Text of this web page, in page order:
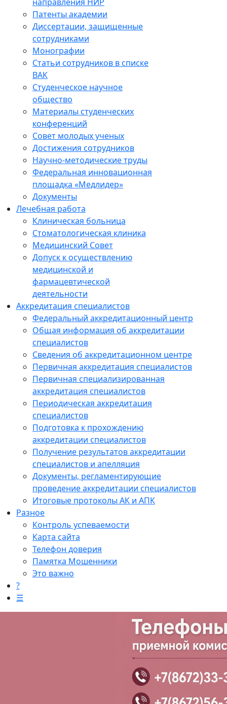
Патенты академии
Диссертации, защищенные
сотрудниками
Монографии
Статьи сотрудников в списке
ВАК
Студенческое научное
общество
Материалы студенческих
конференций
Совет молодых ученых
Достижения сотрудников
Научно-методические труды
Федеральная инновационная
площадка «Медлидер»
Документы
Лечебная работа
Клиническая больница
Стоматологическая клиника
Медицинский Совет
Допуск к осуществлению
медицинской и
фармацевтической
деятельности
Аккредитация специалистов
Федеральный аккредитационный центр
Общая информация об аккредитации
специалистов
Сведения об аккредитационном центре
Первичная аккредитация специалистов
Первичная специализированная
аккредитация специалистов
Периодическая аккредитация
специалистов
Подготовка к прохождению
аккредитации специалистов
Получение результатов аккредитации
специалистов и апелляция
Документы, регламентирующие
проведение аккредитации специалистов
Итоговые протоколы АК и АПК
Разное
Контроль успеваемости
Карта сайта
Телефон доверия
Памятка Мошенники
Это важно
?
☰